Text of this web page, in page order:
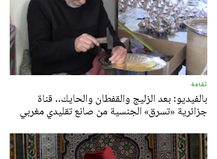
ثقافة
بالفيديو: بعد الزليج والقفطان والحايك.. قناة
جزائرية «تسرق» الجنسية من صانع تقليدي مغربي